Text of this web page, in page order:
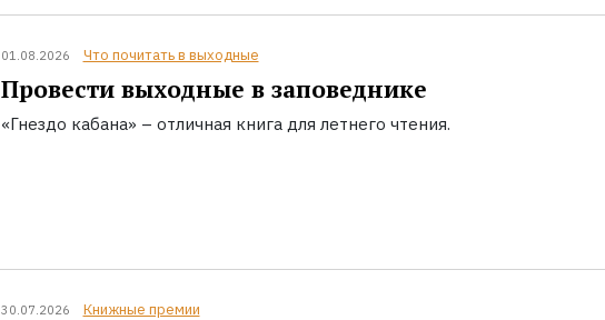
01.08.2026 Что почитать в выходные
Провести выходные в заповеднике
«Гнездо кабана» – отличная книга для летнего чтения.
30.07.2026 Книжные премии